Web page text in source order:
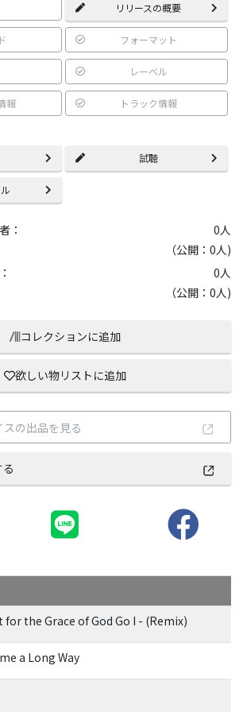
リリースの概要
フォーマット
レーベル
報 トラック情報
試聴
： 0人
（公開：0人)
0人
（公開：0人)
コレクションに追加
欲しい物リストに追加
の出品を見る
for the Grace of God Go I - (Remix)
a Long Way